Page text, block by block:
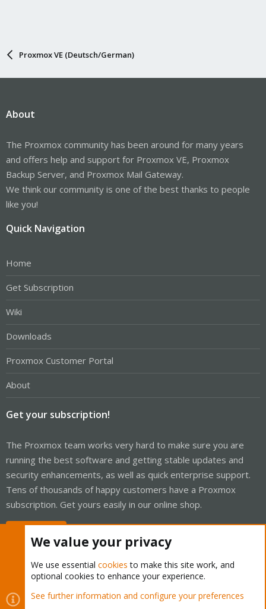
Proxmox VE (Deutsch/German)
About
The Proxmox community has been around for many years
and offers help and support for Proxmox VE, Proxmox
Backup Server, and Proxmox Mail Gateway.
We think our community is one of the best thanks to people
like you!
Quick Navigation
Home
Get Subscription
Wiki
Downloads
Proxmox Customer Portal
About
Get your subscription!
The Proxmox team works very hard to make sure you are
running the best software and getting stable updates and
security enhancements, as well as quick enterprise support.
Tens of thousands of happy customers have a Proxmox
subscription. Get yours easily in our online shop.
Cookies
Proxmox Support Forum - Light Mode
We value your privacy
We use essential cookies to make this site work, and
optional cookies to enhance your experience.
See further information and configure your preferences